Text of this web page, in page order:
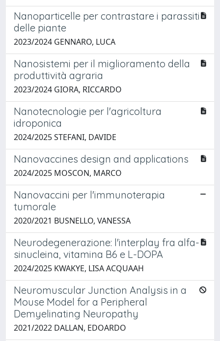
Nanoparticelle per contrastare i parassiti
delle piante
2023/2024 GENNARO, LUCA
Nanosistemi per il miglioramento della
produttività agraria
2023/2024 GIORA, RICCARDO
Nanotecnologie per l'agricoltura
idroponica
2024/2025 STEFANI, DAVIDE
Nanovaccines design and applications
2024/2025 MOSCON, MARCO
Nanovaccini per l'immunoterapia
tumorale
2020/2021 BUSNELLO, VANESSA
Neurodegenerazione: l'interplay fra alfa-
sinucleina, vitamina B6 e L-DOPA
2024/2025 KWAKYE, LISA ACQUAAH
Neuromuscular Junction Analysis in a
Mouse Model for a Peripheral
Demyelinating Neuropathy
2021/2022 DALLAN, EDOARDO